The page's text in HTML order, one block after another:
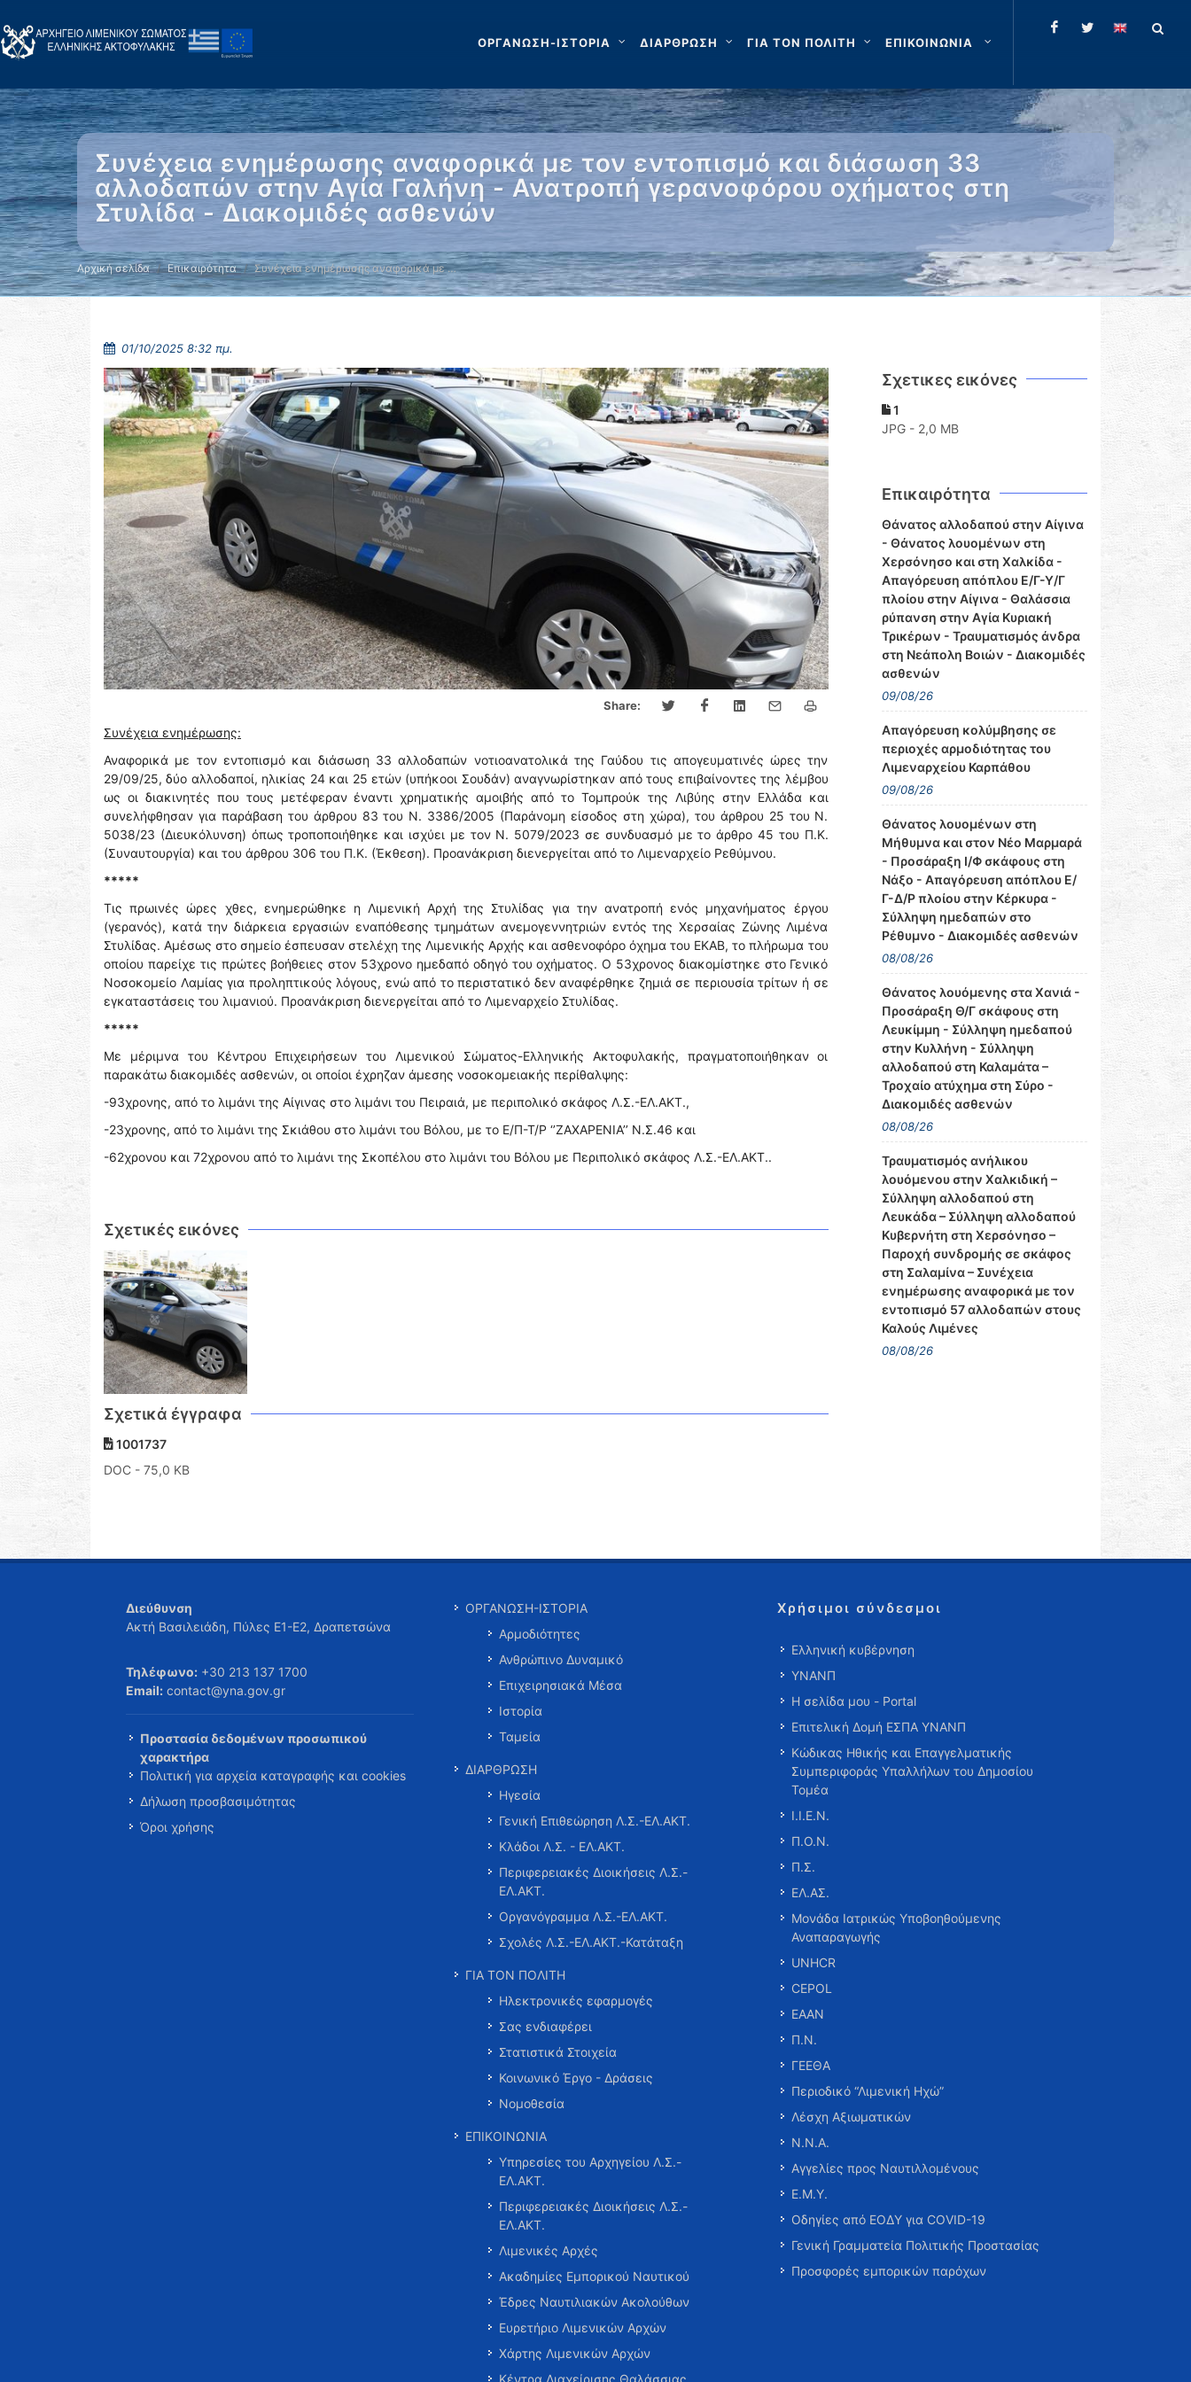
ΟΡΓΑΝΩΣΗ-ΙΣΤΟΡΙΑ ΔΙΑΡΘΡΩΣΗ ΓΙΑ ΤΟΝ ΠΟΛΙΤΗ ΕΠΙΚΟΙΝΩΝΙΑ
Συνέχεια ενημέρωσης αναφορικά με τον εντοπισμό και διάσωση 33
αλλοδαπών στην Αγία Γαλήνη - Ανατροπή γερανοφόρου οχήματος στη
Στυλίδα - Διακομιδές ασθενών
Αρχική σελίδα Επικαιρότητα Συνέχεια ενημέρωσης αναφορικά με …
01/10/2025 8:32 πμ.
Share:
Συνέχεια ενημέρωσης:
Αναφορικά με τον εντοπισμό και διάσωση 33 αλλοδαπών νοτιοανατολικά της Γαύδου τις απογευματινές ώρες την
29/09/25, δύο αλλοδαποί, ηλικίας 24 και 25 ετών (υπήκοοι Σουδάν) αναγνωρίστηκαν από τους επιβαίνοντες της λέμβου
ως οι διακινητές που τους μετέφεραν έναντι χρηματικής αμοιβής από το Τομπρούκ της Λιβύης στην Ελλάδα και
συνελήφθησαν για παράβαση του άρθρου 83 του Ν. 3386/2005 (Παράνομη είσοδος στη χώρα), του άρθρου 25 του Ν.
5038/23 (Διευκόλυνση) όπως τροποποιήθηκε και ισχύει με τον Ν. 5079/2023 σε συνδυασμό με το άρθρο 45 του Π.Κ.
(Συναυτουργία) και του άρθρου 306 του Π.Κ. (Έκθεση). Προανάκριση διενεργείται από το Λιμεναρχείο Ρεθύμνου.
*****
Τις πρωινές ώρες χθες, ενημερώθηκε η Λιμενική Αρχή της Στυλίδας για την ανατροπή ενός μηχανήματος έργου
(γερανός), κατά την διάρκεια εργασιών εναπόθεσης τμημάτων ανεμογεννητριών εντός της Χερσαίας Ζώνης Λιμένα
Στυλίδας. Αμέσως στο σημείο έσπευσαν στελέχη της Λιμενικής Αρχής και ασθενοφόρο όχημα του ΕΚΑΒ, το πλήρωμα του
οποίου παρείχε τις πρώτες βοήθειες στον 53χρονο ημεδαπό οδηγό του οχήματος. Ο 53χρονος διακομίστηκε στο Γενικό
Νοσοκομείο Λαμίας για προληπτικούς λόγους, ενώ από το περιστατικό δεν αναφέρθηκε ζημιά σε περιουσία τρίτων ή σε
εγκαταστάσεις του λιμανιού. Προανάκριση διενεργείται από το Λιμεναρχείο Στυλίδας.
*****
Με μέριμνα του Κέντρου Επιχειρήσεων του Λιμενικού Σώματος-Ελληνικής Ακτοφυλακής, πραγματοποιήθηκαν οι
παρακάτω διακομιδές ασθενών, οι οποίοι έχρηζαν άμεσης νοσοκομειακής περίθαλψης:
-93χρονης, από το λιμάνι της Αίγινας στο λιμάνι του Πειραιά, με περιπολικό σκάφος Λ.Σ.-ΕΛ.ΑΚΤ.,
-23χρονης, από το λιμάνι της Σκιάθου στο λιμάνι του Βόλου, με το Ε/Π-Τ/Ρ ‘’ΖΑΧΑΡΕΝΙΑ’’ Ν.Σ.46 και
-62χρονου και 72χρονου από το λιμάνι της Σκοπέλου στο λιμάνι του Βόλου με Περιπολικό σκάφος Λ.Σ.-ΕΛ.ΑΚΤ..
Σχετικές εικόνες
Σχετικά έγγραφα
1001737
DOC - 75,0 KB
Σχετικες εικόνες
1
JPG - 2,0 MB
Επικαιρότητα
Θάνατος αλλοδαπού στην Αίγινα
- Θάνατος λουομένων στη
Χερσόνησο και στη Χαλκίδα -
Απαγόρευση απόπλου Ε/Γ-Υ/Γ
πλοίου στην Αίγινα - Θαλάσσια
ρύπανση στην Αγία Κυριακή
Τρικέρων - Τραυματισμός άνδρα
στη Νεάπολη Βοιών - Διακομιδές
ασθενών
09/08/26
Απαγόρευση κολύμβησης σε
περιοχές αρμοδιότητας του
Λιμεναρχείου Καρπάθου
09/08/26
Θάνατος λουομένων στη
Μήθυμνα και στον Νέο Μαρμαρά
- Προσάραξη Ι/Φ σκάφους στη
Νάξο - Απαγόρευση απόπλου Ε/
Γ-Δ/Ρ πλοίου στην Κέρκυρα -
Σύλληψη ημεδαπών στο
Ρέθυμνο - Διακομιδές ασθενών
08/08/26
Θάνατος λουόμενης στα Χανιά -
Προσάραξη Θ/Γ σκάφους στη
Λευκίμμη - Σύλληψη ημεδαπού
στην Κυλλήνη - Σύλληψη
αλλοδαπού στη Καλαμάτα –
Τροχαίο ατύχημα στη Σύρο -
Διακομιδές ασθενών
08/08/26
Τραυματισμός ανήλικου
λουόμενου στην Χαλκιδική –
Σύλληψη αλλοδαπού στη
Λευκάδα – Σύλληψη αλλοδαπού
Κυβερνήτη στη Χερσόνησο –
Παροχή συνδρομής σε σκάφος
στη Σαλαμίνα – Συνέχεια
ενημέρωσης αναφορικά με τον
εντοπισμό 57 αλλοδαπών στους
Καλούς Λιμένες
08/08/26
Διεύθυνση
Ακτή Βασιλειάδη, Πύλες Ε1-Ε2, Δραπετσώνα
Τηλέφωνο: +30 213 137 1700
Email: contact@yna.gov.gr
Προστασία δεδομένων προσωπικού
χαρακτήρα
Πολιτική για αρχεία καταγραφής και cookies
Δήλωση προσβασιμότητας
Όροι χρήσης
ΟΡΓΑΝΩΣΗ-ΙΣΤΟΡΙΑ
Αρμοδιότητες
Ανθρώπινο Δυναμικό
Επιχειρησιακά Μέσα
Ιστορία
Ταμεία
ΔΙΑΡΘΡΩΣΗ
Ηγεσία
Γενική Επιθεώρηση Λ.Σ.-ΕΛ.ΑΚΤ.
Κλάδοι Λ.Σ. - ΕΛ.ΑΚΤ.
Περιφερειακές Διοικήσεις Λ.Σ.-
ΕΛ.ΑΚΤ.
Οργανόγραμμα Λ.Σ.-ΕΛ.ΑΚΤ.
Σχολές Λ.Σ.-ΕΛ.ΑΚΤ.-Κατάταξη
ΓΙΑ ΤΟΝ ΠΟΛΙΤΗ
Ηλεκτρονικές εφαρμογές
Σας ενδιαφέρει
Στατιστικά Στοιχεία
Κοινωνικό Έργο - Δράσεις
Νομοθεσία
ΕΠΙΚΟΙΝΩΝΙΑ
Υπηρεσίες του Αρχηγείου Λ.Σ.-
ΕΛ.ΑΚΤ.
Περιφερειακές Διοικήσεις Λ.Σ.-
ΕΛ.ΑΚΤ.
Λιμενικές Αρχές
Ακαδημίες Εμπορικού Ναυτικού
Έδρες Ναυτιλιακών Ακολούθων
Ευρετήριο Λιμενικών Αρχών
Χάρτης Λιμενικών Αρχών
Χρήσιμοι σύνδεσμοι
Ελληνική κυβέρνηση
ΥΝΑΝΠ
Η σελίδα μου - Portal
Επιτελική Δομή ΕΣΠΑ ΥΝΑΝΠ
Κώδικας Ηθικής και Επαγγελματικής
Συμπεριφοράς Υπαλλήλων του Δημοσίου
Τομέα
Ι.Ι.Ε.Ν.
Π.Ο.Ν.
Π.Σ.
ΕΛ.ΑΣ.
Μονάδα Ιατρικώς Υποβοηθούμενης
Αναπαραγωγής
UNHCR
CEPOL
ΕΑΑΝ
Π.Ν.
ΓΕΕΘΑ
Περιοδικό “Λιμενική Ηχώ”
Λέσχη Αξιωματικών
Ν.Ν.Α.
Αγγελίες προς Ναυτιλλομένους
Ε.Μ.Υ.
Οδηγίες από ΕΟΔΥ για COVID-19
Γενική Γραμματεία Πολιτικής Προστασίας
Προσφορές εμπορικών παρόχων